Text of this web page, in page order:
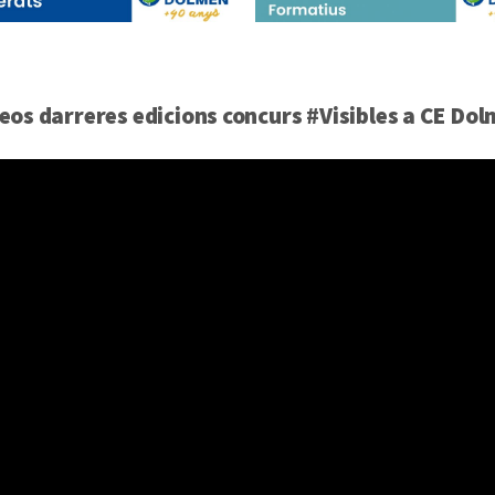
darreres edicions concurs #Visibles a CE